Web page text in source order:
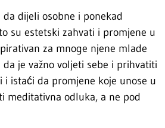
da dijeli osobne i ponekad
su estetski zahvati i promjene u
za mnoge njene mlade
je važno voljeti sebe i prihvatiti
i istaći da promjene koje unose u
meditativna odluka, a ne pod